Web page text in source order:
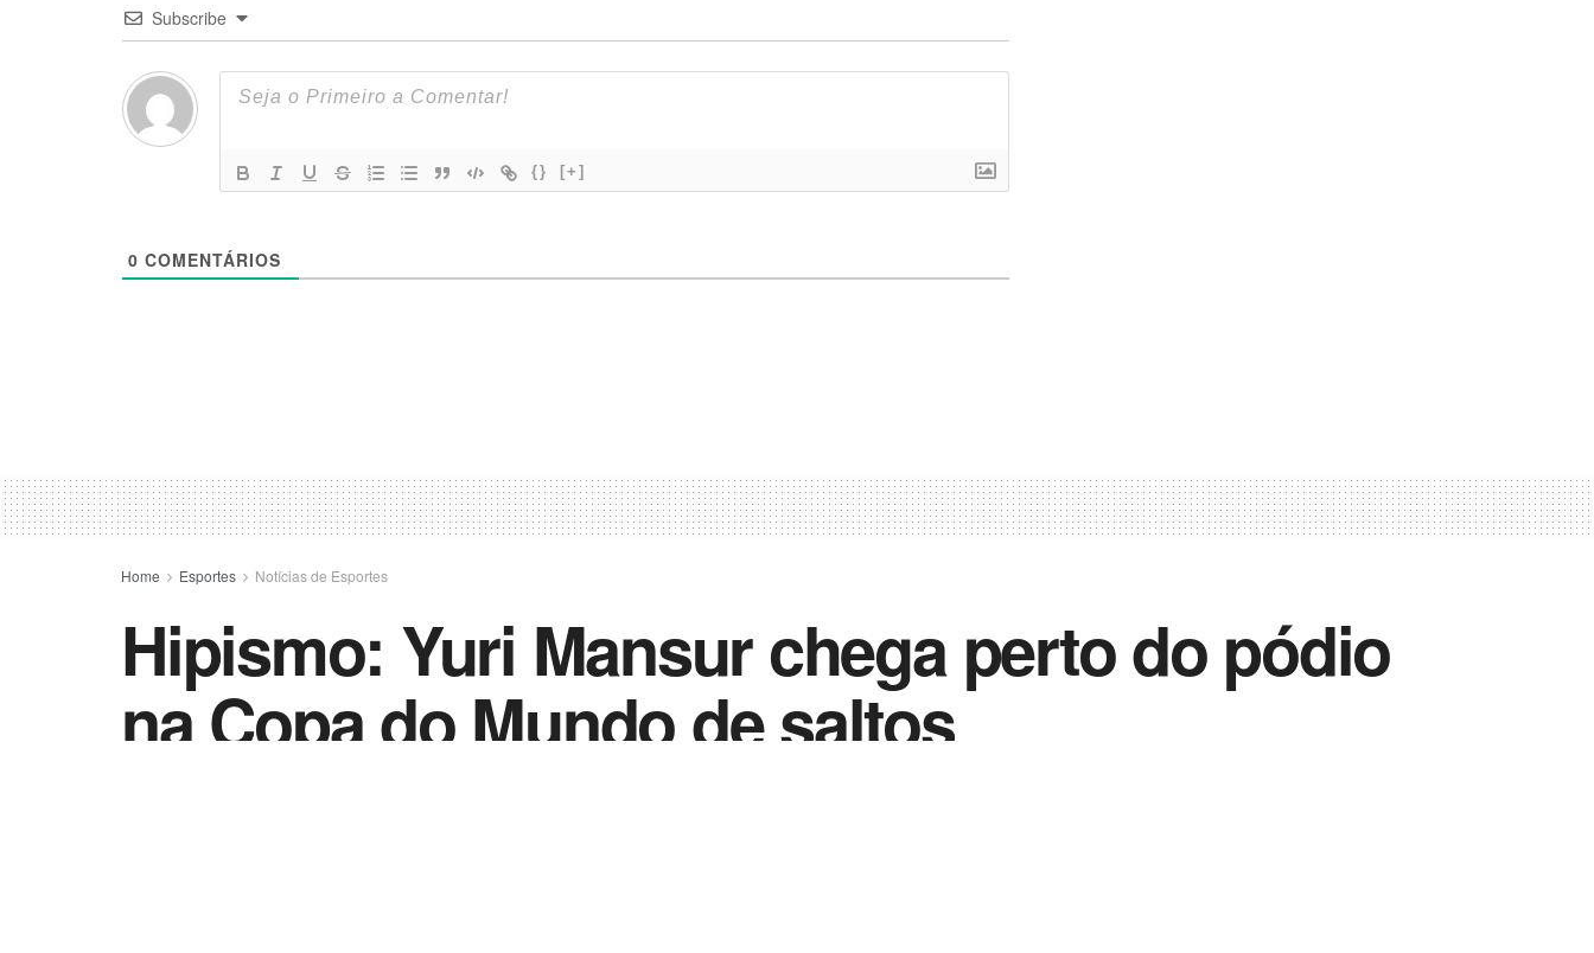
Subscribe
{} [+]
0 COMENTÁRIOS
Home Esportes Notícias de Esportes
Hipismo: Yuri Mansur chega perto do pódio
na Copa do Mundo de saltos